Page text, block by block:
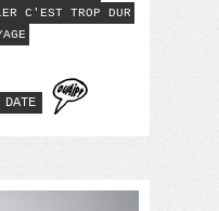
C'EST TROP DUR
DATE